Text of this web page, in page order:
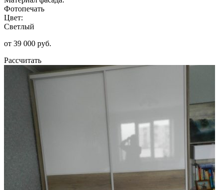
Фотопечать
Цвет:
Светлый
от 39 000 руб.
Рассчитать